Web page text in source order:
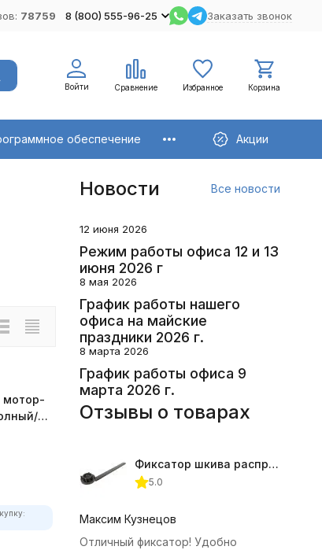
78759 8 (800) 555-96-25 Заказать звонок
Войти Сравнение Избранное Корзина
обеспечение Акции
мотор-
Новости Все новости
12 июня 2026
Режим работы офиса 12 и 13
июня 2026 г
8 мая 2026
График работы нашего
офиса на майские
праздники 2026 г.
8 марта 2026
График работы офиса 9
марта 2026 г.
Отзывы о товарах
Фиксатор шкива распредвала (Subaru) JTC-4409
5.0
Максим Кузнецов
Отличный фиксатор! Удобно